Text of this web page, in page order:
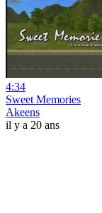
4:34
Sweet Memories
Akeens
il y a 20 ans